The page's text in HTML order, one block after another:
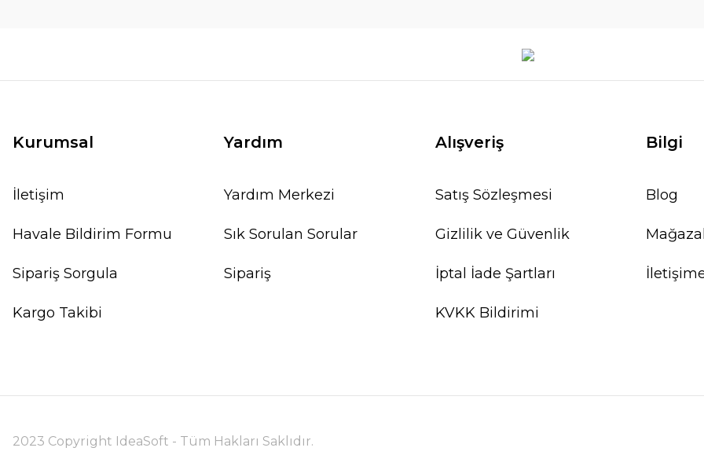
Kurumsal
İletişim
Havale Bildirim Formu
Sipariş Sorgula
Kargo Takibi
Yardım
Yardım Merkezi
Sık Sorulan Sorular
Sipariş
Alışveriş
Satış Sözleşmesi
Gizlilik ve Güvenlik
İptal İade Şartları
KVKK Bildirimi
Bilgi
Blog
2023 Copyright IdeaSoft - Tüm Hakları Saklıdır.